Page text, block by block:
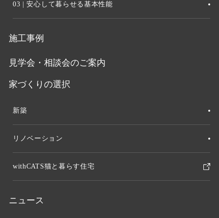
03 | 安心して暮らせる基本性能
施工事例
見学会・相談会のご案内
家づくりの選択
新築
リノベーション
withCATS猫と暮らす住宅
ニュース